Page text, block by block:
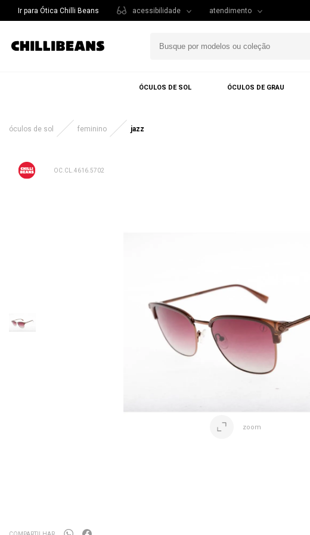
Ir para Ótica Chilli Beans acessibilidade atendimento
ÓCULOS DE SOL ÓCULOS DE GRAU
óculos de sol feminino jazz
OC.CL.4616.5702
zoom